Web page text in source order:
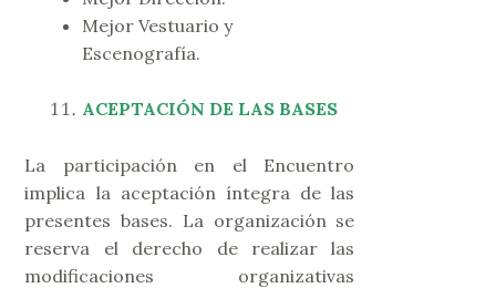
Mejor Vestuario y
Escenografía.
ACEPTACIÓN DE LAS BASES
La participación en el Encuentro
implica la aceptación íntegra de las
presentes bases. La organización se
reserva el derecho de realizar las
modificaciones organizativas